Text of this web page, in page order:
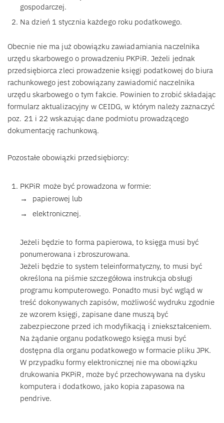
gospodarczej.
Na dzień 1 stycznia każdego roku podatkowego.
Obecnie nie ma już obowiązku zawiadamiania naczelnika
urzędu skarbowego o prowadzeniu PKPiR. Jeżeli jednak
przedsiębiorca zleci prowadzenie księgi podatkowej do biura
rachunkowego jest zobowiązany zawiadomić naczelnika
urzędu skarbowego o tym fakcie. Powinien to zrobić składając
formularz aktualizacyjny w CEIDG, w którym należy zaznaczyć
poz. 21 i 22 wskazując dane podmiotu prowadzącego
dokumentację rachunkową.
Pozostałe obowiązki przedsiębiorcy:
PKPiR może być prowadzona w formie:
papierowej lub
elektronicznej.
Jeżeli będzie to forma papierowa, to księga musi być
ponumerowana i zbroszurowana.
Jeżeli będzie to system teleinformatyczny, to musi być
określona na piśmie szczegółowa instrukcja obsługi
programu komputerowego. Ponadto musi być wgląd w
treść dokonywanych zapisów, możliwość wydruku zgodnie
ze wzorem księgi, zapisane dane muszą być
zabezpieczone przed ich modyfikacją i zniekształceniem.
Na żądanie organu podatkowego księga musi być
dostępna dla organu podatkowego w formacie pliku JPK.
W przypadku formy elektronicznej nie ma obowiązku
drukowania PKPiR, może być przechowywana na dysku
komputera i dodatkowo, jako kopia zapasowa na
pendrive.